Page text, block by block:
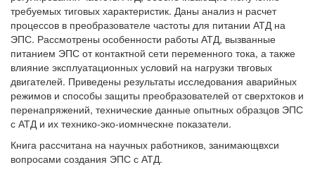
требуемых тиговых характеристик. Даны анализ н расчет
процессов в преобразователе частоты для питании АТД на
ЭПС. Рассмотрены особенности работы АТД, вызванные
питанием ЭПС от контактной сети переменного тока, а также
влияние эксплуатационных условий на нагрузки твговых
двигателей. Приведены результаты исследования аварийных
режимов и способы защиты преобразователей от сверхтоков и
перенапряжений, технические данные опытных образцов ЭПС
с АТД и их технико-эко-иомнческне показатели.
Книга рассчитана на научных работников, занимающвхси
вопросами создания ЭПС с АТД.